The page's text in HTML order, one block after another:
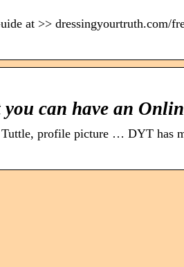
at >> dressingyourtruth.com/
can have an
profile picture … DYT has